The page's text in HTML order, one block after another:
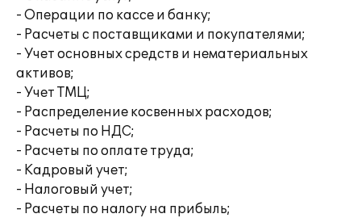
- Операции по кассе и банку;
- Расчеты с поставщиками и покупателями;
- Учет основных средств и нематериальных
активов;
- Учет ТМЦ;
- Распределение косвенных расходов;
- Расчеты по НДС;
- Расчеты по оплате труда;
- Кадровый учет;
- Налоговый учет;
- Расчеты по налогу на прибыль;